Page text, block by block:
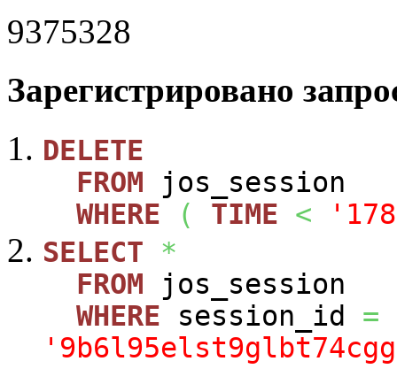
9375328
Зарегистрировано
DELETE
FROM jos_session
WHERE
( TIME <
SELECT
*
FROM jos_session
WHERE session_id =